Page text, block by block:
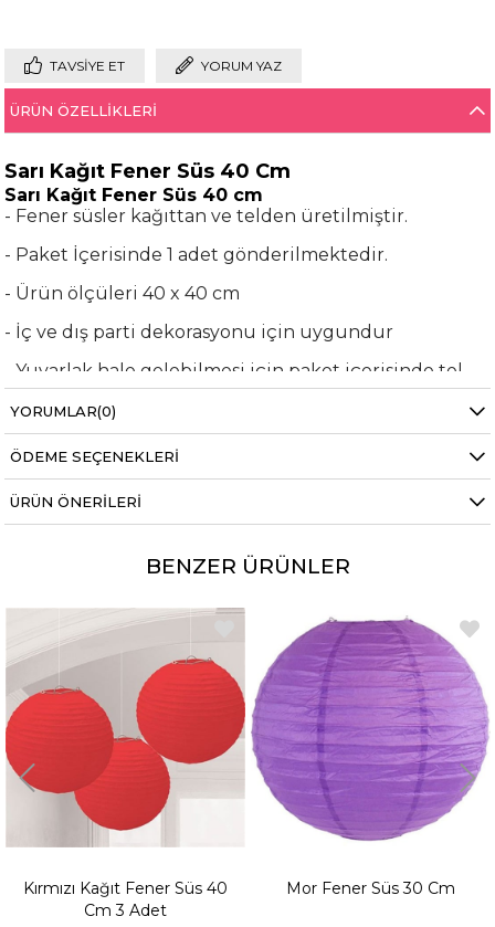
TAVSIYE ET YORUM YAZ
ÜRÜN ÖZELLIKLERI
Sarı Kağıt Fener Süs 40 Cm
Sarı Kağıt Fener Süs 40 cm
- Fener süsler kağıttan ve telden üretilmiştir.
- Paket İçerisinde 1 adet gönderilmektedir.
- Ürün ölçüleri 40 x 40 cm
- İç ve dış parti dekorasyonu için uygundur
- Yuvarlak hale gelebilmesi için paket içerisinde tel
bulunmaktadır.
Bu zarif fener süs süsler ile özel günlerinizde veya
doğum günü partinizde dekorasyonunuzu daha
canlı ve renkli hale getirebilirsiniz. fener süs süslerin
asılması için ufak bir çıkıntı ve ip bulunmaktadır.
gümüş fener süs süsler ile , perde, kapı, tavan
Fener Süs Nasıl Kurulur
YORUMLAR(0)
ÖDEME SEÇENEKLERI
ÜRÜN ÖNERILERI
BENZER ÜRÜNLER
Fener Süs 40
Mor Fener Süs 30 Cm
Kırmızı